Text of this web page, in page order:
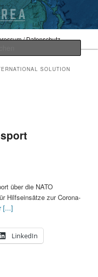
/ Datenschutz
SOLUTION
über die NATO
Hilfseinsätze zur Corona-
[...]
LinkedIn